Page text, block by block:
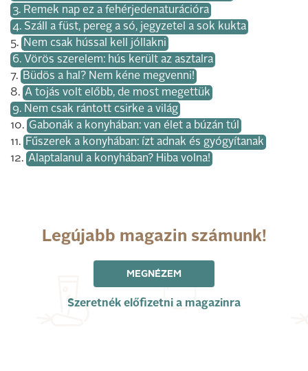
3. Remek nap ez a fehérjedenaturációra
4. Száll a füst, pereg a só, jegyzetel a sok kukta
5. Nem csak hússal kell jóllakni
6. Vörös szerelem: hús került az asztalra
7. Büdös a hal? Nem kéne megvenni!
8. A tojás volt előbb, de most megettük
9. Nem csak rántott csirke a világ
10. Gabonák a konyhában: van élet a búzán túl
11. Fűszerek a konyhában: ízt adnak és gyógyítanak
12. Alaptalanul a konyhában? Hiba volna!
Legújabb magazin számunk!
MEGNÉZEM
Szeretnék előfizetni a magazinra